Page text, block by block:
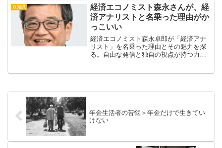
解まで、徹底的にやさしく解説します。
豆知識
経済エコノミスト森永さんが、経
済アナリストと名乗った理由がか
っこいい
経済エコノミスト森永卓郎が「経済アナ
リスト」を名乗った理由とその魅力を探
る。自由な発信と独自の視点が持つ力、
年金生活者の苦悩＞年金だけで生きてい
けない